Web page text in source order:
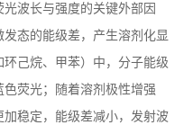
波长与强度的关键外部因
态的能级差，产生溶剂化显
己烷、甲苯）中，分子能级
荧光；随着溶剂极性增强
加稳定，能级差减小，发射波